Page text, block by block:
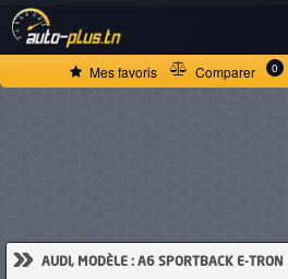
Mes favoris Comparer 0
» AUDI, MODÈLE : A6 SPORTBACK E-TRON
ACCUEIL